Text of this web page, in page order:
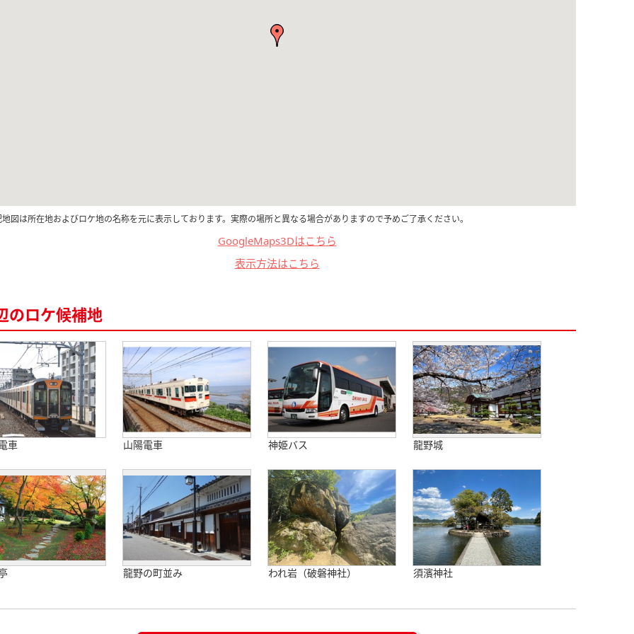
図は所在地およびロケ地の名称を元に表示しております。実際の場所と異なる場合がありますので予めご了承ください。
GoogleMaps3Dはこちら
表示方法はこちら
のロケ候補地
車 山陽電車 神姫バス 龍野城
龍野の町並み われ岩（破磐神社） 須濱神社